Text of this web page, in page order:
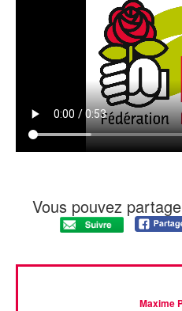
Vous pouvez
Maxime